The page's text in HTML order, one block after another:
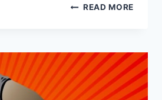
READ MOREעיצובי